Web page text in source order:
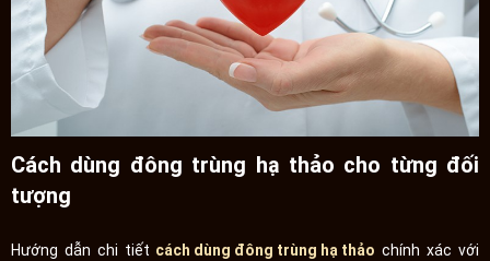
Cách dùng đông trùng hạ thảo cho từng đối
tượng
Hướng dẫn chi tiết cách dùng đông trùng hạ thảo chính xác với